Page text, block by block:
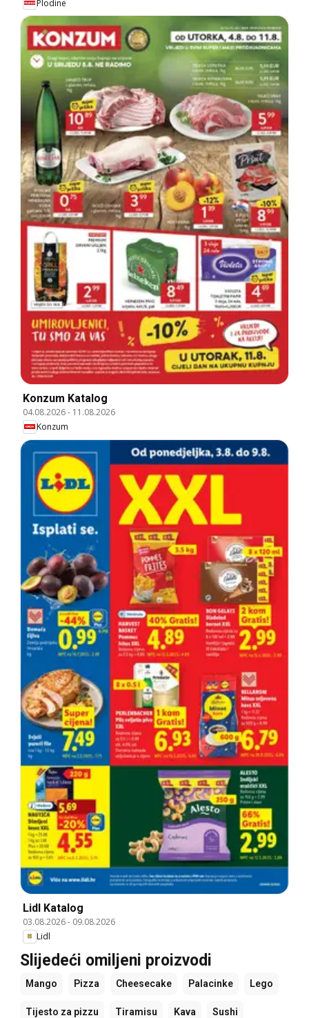
Plodine
Konzum Katalog
04.08.2026- 11.08.2026
Konzum
Lidl Katalog
03.08.2026- 09.08.2026
Lidl
Slijedeći omiljeni proizvodi
Mango Pizza Cheesecake Palacinke Lego
Tijesto za pizzu Tiramisu Kava Sushi